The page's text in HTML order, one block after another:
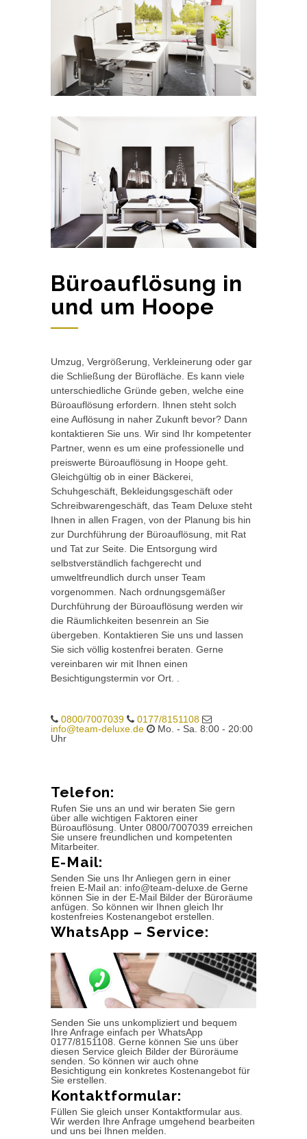
Büroauflösung in
und um Hoope
Umzug, Vergrößerung, Verkleinerung oder gar
die Schließung der Bürofläche. Es kann viele
unterschiedliche Gründe geben, welche eine
Büroauflösung erfordern. Ihnen steht solch
eine Auflösung in naher Zukunft bevor? Dann
kontaktieren Sie uns. Wir sind Ihr kompetenter
Partner, wenn es um eine professionelle und
preiswerte Büroauflösung in Hoope geht.
Gleichgültig ob in einer Bäckerei,
Schuhgeschäft, Bekleidungsgeschäft oder
Schreibwarengeschäft, das Team Deluxe steht
Ihnen in allen Fragen, von der Planung bis hin
zur Durchführung der Büroauflösung, mit Rat
und Tat zur Seite. Die Entsorgung wird
selbstverständlich fachgerecht und
umweltfreundlich durch unser Team
vorgenommen. Nach ordnungsgemäßer
Durchführung der Büroauflösung werden wir
die Räumlichkeiten besenrein an Sie
übergeben. Kontaktieren Sie uns und lassen
Sie sich völlig kostenfrei beraten. Gerne
vereinbaren wir mit Ihnen einen
Besichtigungstermin vor Ort. .
0800/7007039
0177/8151108
info@team-deluxe.de
Mo. - Sa. 8:00 - 20:00
Uhr
Telefon:
Rufen Sie uns an und wir beraten Sie gern
über alle wichtigen Faktoren einer
Büroauflösung. Unter 0800/7007039 erreichen
Sie unsere freundlichen und kompetenten
Mitarbeiter.
E-Mail:
Senden Sie uns Ihr Anliegen gern in einer
freien E-Mail an: info@team-deluxe.de Gerne
können Sie in der E-Mail Bilder der Büroräume
anfügen. So können wir Ihnen gleich Ihr
kostenfreies Kostenangebot erstellen.
WhatsApp – Service:
Senden Sie uns unkompliziert und bequem
Ihre Anfrage einfach per WhatsApp
0177/8151108. Gerne können Sie uns über
diesen Service gleich Bilder der Büroräume
senden. So können wir auch ohne
Besichtigung ein konkretes Kostenangebot für
Sie erstellen.
Kontaktformular:
Füllen Sie gleich unser Kontaktformular aus.
Wir werden Ihre Anfrage umgehend bearbeiten
und uns bei Ihnen melden.